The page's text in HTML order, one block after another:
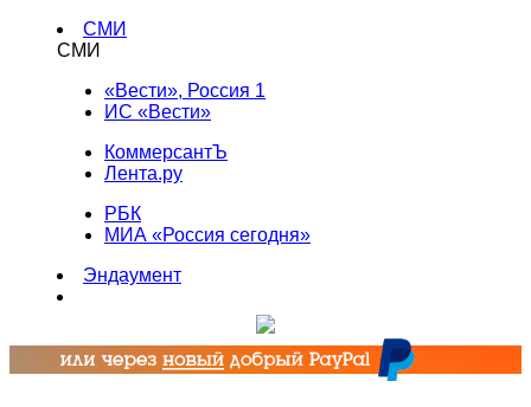
СМИ
СМИ
«Вести», Россия 1
ИС «Вести»
КоммерсантЪ
Лента.ру
РБК
МИА «Россия сегодня»
Эндаумент